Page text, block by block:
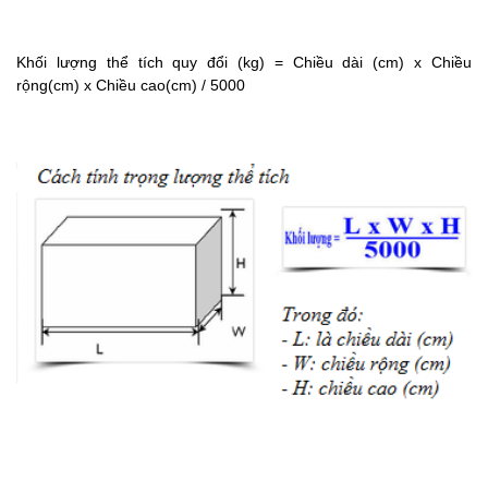
Khối lượng thể tích quy đổi (kg) = Chiều dài (cm) x Chiều
rộng(cm) x Chiều cao(cm) / 5000